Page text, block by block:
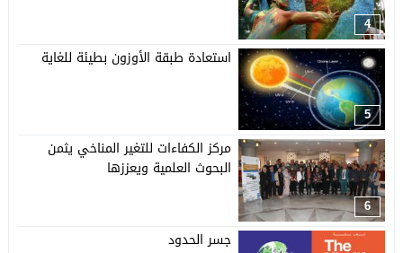
4
5
استعادة طبقة الأوزون بطيئة للغاية
6
مركز الكفاءات للتغير المناخي يثمن
البحوث العلمية ويعززها
جسر الحدود